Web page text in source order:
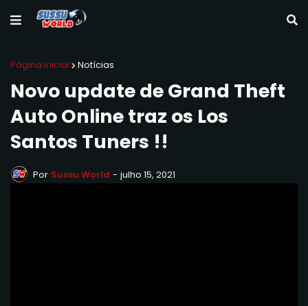
Página inicial Notícias
Novo update de Grand Theft
Auto Online traz os Los
Santos Tuners !!
Por Sussu World - julho 15, 2021